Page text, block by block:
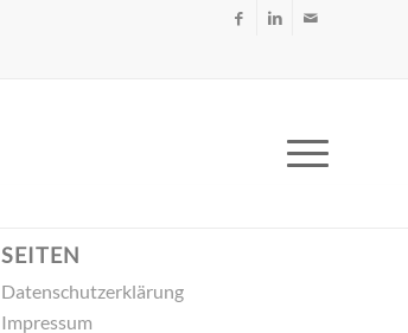
SEITEN
Datenschutzerklärung
Impressum